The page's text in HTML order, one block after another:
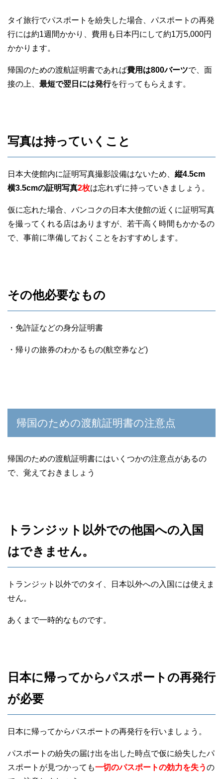
タイ旅行でパスポートを紛失した場合、パスポートの再発
行には約1週間かかり、費用も日本円にして約1万5,000円
かかります。
帰国のための渡航証明書であれば費用は800バーツで、面
接の上、 最短で翌日には発行を行ってもらえます。
写真は持っていくこと
日本大使館内に証明写真撮影設備はないため、 縦4.5cm
横3.5cmの証明写真2枚は忘れずに持っていきましょう。
仮に忘れた場合、バンコクの日本大使館の近くに証明写真
を撮ってくれる店はありますが、若干高く時間もかかるの
で、事前に準備しておくことをおすすめします。
その他必要なもの
・免許証などの身分証明書
・帰りの旅券のわかるもの(航空券など)
帰国のための渡航証明書の注意点
帰国のための渡航証明書にはいくつかの注意点があるの
で、覚えておきましょう
トランジット以外での他国への入国
はできません。
トランジット以外でのタイ、日本以外への入国には使えま
せん。
あくまで一時的なものです。
日本に帰ってからパスポートの再発行
が必要
日本に帰ってからパスポートの再発行を行いましょう。
パスポートの紛失の届け出を出した時点で仮に紛失したパ
スポートが見つかっても一切のパスポートの効力を失うの